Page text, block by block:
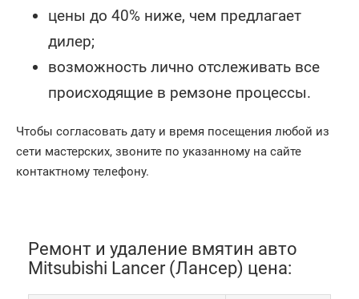
цены до 40% ниже, чем предлагает
дилер;
возможность лично отслеживать все
происходящие в ремзоне процессы.
Чтобы согласовать дату и время посещения любой из
сети мастерских, звоните по указанному на сайте
контактному телефону.
Ремонт и удаление вмятин авто
Mitsubishi Lancer (Лансер) цена: